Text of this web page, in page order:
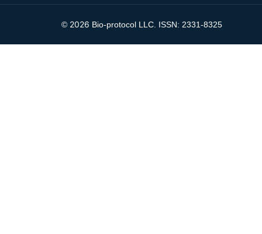
© 2026 Bio-protocol LLC. ISSN: 2331-8325